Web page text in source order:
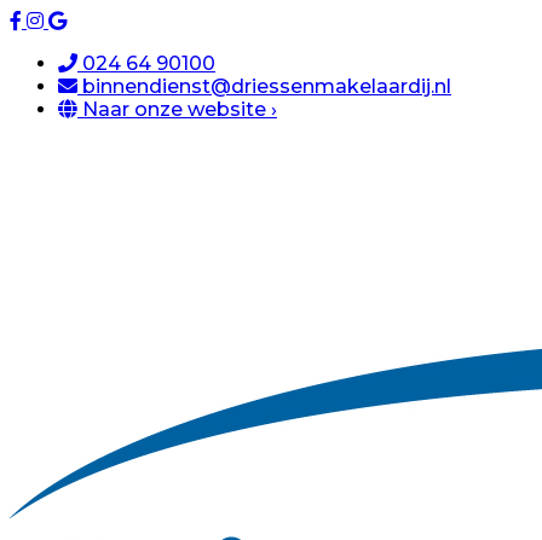
024 64 90100
binnendienst@driessenmakelaardij.nl
Naar onze website ›